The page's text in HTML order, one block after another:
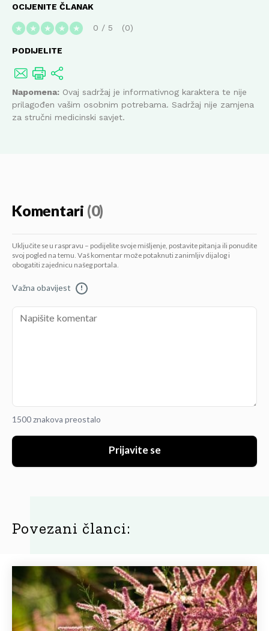
OCIJENITE ČLANAK
★ ★ ★ ★ ★ 0 / 5 0
PODIJELITE
Napomena: Ovaj sadržaj je informativnog karaktera te nije
prilagođen vašim osobnim potrebama. Sadržaj nije zamjena
za stručni medicinski savjet.
Komentari (0)
Uključite se u raspravu – podijelite svoje mišljenje, postavite pitanja ili ponudite
svoj pogled na temu. Vaš komentar može potaknuti zanimljiv dijalog i
obogatiti zajednicu našeg portala.
Važna obavijest !
1500 znakova preostalo
Prijavite se
Povezani članci: